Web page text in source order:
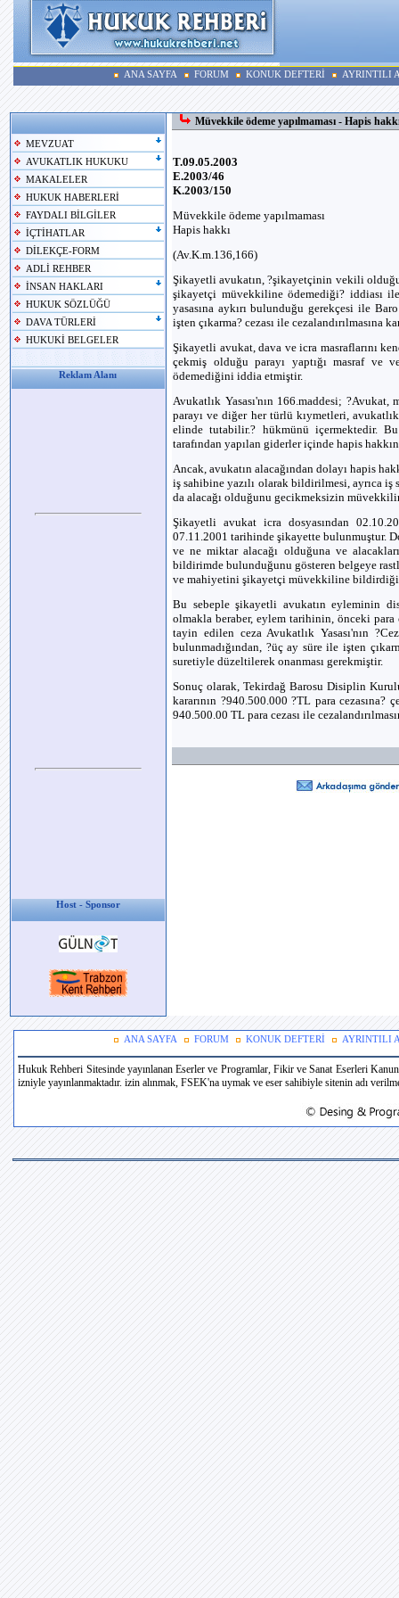
ANA SAYFA FORUM KONUK DEFTERİ AYRINTILI
MEVZUAT
AVUKATLIK HUKUKU
MAKALELER
HUKUK HABERLERİ
FAYDALI BİLGİLER
İÇTİHATLAR
DİLEKÇE-FORM
ADLİ REHBER
İNSAN HAKLARI
HUKUK SÖZLÜĞÜ
DAVA TÜRLERİ
HUKUKİ BELGELER
Reklam Alanı
Host - Sponsor
Müvekkile ödeme yapılmaması - Hapis
T.09.05.2003
E.2003/46
K.2003/150
Müvekkile ödeme yapılmaması
Hapis hakkı
(Av.K.m.136,166)
Şikayetli avukatın, ?şikayetçinin vekili
şikayetçi müvekkiline ödemediği? iddiası
yasasına aykırı bulunduğu gerekçesi ile
işten çıkarma? cezası ile cezalandırılmasına
Şikayetli avukat, dava ve icra masraflarını
çekmiş olduğu parayı yaptığı masraf ve
ödemediğini iddia etmiştir.
Avukatlık Yasası'nın 166.maddesi;
parayı ve diğer her türlü kıymetleri,
elinde tutabilir.? hükmünü içermektedir.
tarafından yapılan giderler içinde hapis
Ancak, avukatın alacağından dolayı hapis
iş sahibine yazılı olarak bildirilmesi, ayrıca
da alacağı olduğunu gecikmeksizin
Şikayetli avukat icra dosyasından
07.11.2001 tarihinde şikayette bulunmuştur.
ve ne miktar alacağı olduğuna ve
bildirimde bulunduğunu gösteren belgeye
ve mahiyetini şikayetçi müvekkiline
Bu sebeple şikayetli avukatın eyleminin
olmakla beraber, eylem tarihinin, önceki para
tayin edilen ceza Avukatlık Yasası'nın
bulunmadığından, ?üç ay süre ile işten
suretiyle düzeltilerek onanması gerekmiştir.
Sonuç olarak, Tekirdağ Barosu Disiplin
kararının ?940.500.000 ?TL para
940.500.00 TL para cezası ile
ANA SAYFA FORUM KONUK DEFTERİ AYRINTILI
Hukuk Rehberi Sitesinde yayınlanan Eserler ve Programlar, Fikir ve Sanat Eserleri
izniyle yayınlanmaktadır. izin alınmak, FSEK'na uymak ve eser sahibiyle sitenin adı